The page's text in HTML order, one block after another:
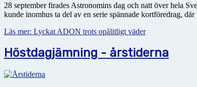
28 september firades Astronomins dag och natt över hela
kunde inomhus ta del av en serie spännade kortföredrag,
Läs mer: Lyckat ADON trots opålitligt väder
Höstdagjämning - årstiderna